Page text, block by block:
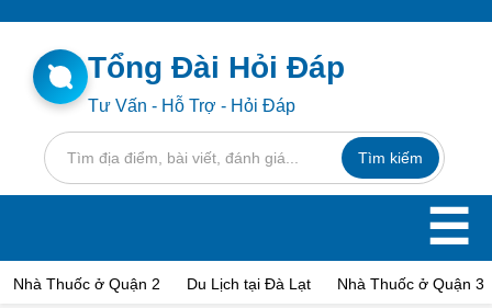
Tổng Đài Hỏi Đáp
Tư Vấn - Hỗ Trợ - Hỏi Đáp
☰
Nhà Thuốc ở Quận 2 Du Lịch tại Đà Lạt Nhà Thuốc ở Quận 3